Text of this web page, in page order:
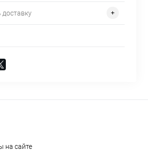
доставку
на сайте